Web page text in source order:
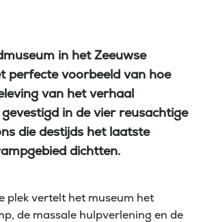
in het Zeeuwse
perfecte voorbeeld van hoe
van het verhaal
in de vier reusachtige
die destijds het laatste
dichtten.
plek vertelt het museum het
de massale hulpverlening en de